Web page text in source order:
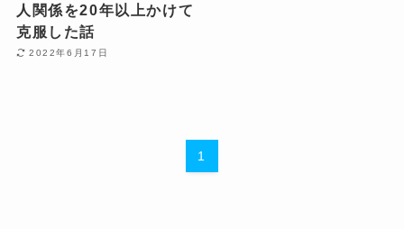
人関係を20年以上かけて
克服した話
2022年6月17日
1